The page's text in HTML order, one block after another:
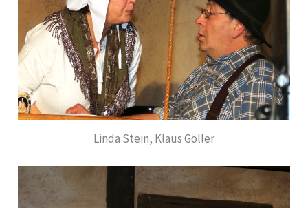
Linda Stein, Klaus Göller